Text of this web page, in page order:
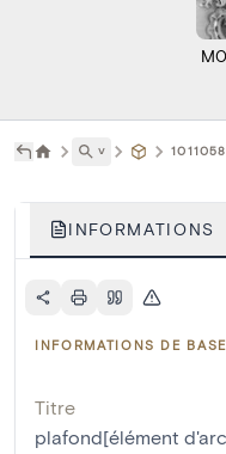
˅
INFORMATIONS
INFORMATIONS DE BASE
Titre
plafond[élément